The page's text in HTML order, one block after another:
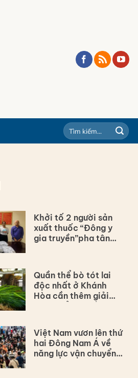
Khởi tố 2 người sản
xuất thuốc “Đông y
gia truyền”pha tân
Quần thể bò tót lai
độc nhất ở Khánh
Hòa cần thêm giải
Việt Nam vươn lên thứ
hai Đông Nam Á về
năng lực vận chuyển